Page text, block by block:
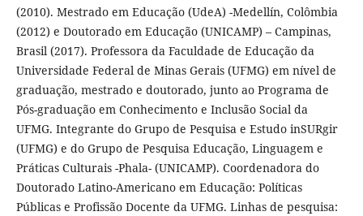
(2010). Mestrado em Educação (UdeA) -Medellín, Colômbia
(2012) e Doutorado em Educação (UNICAMP) – Campinas,
Brasil (2017). Professora da Faculdade de Educação da
Universidade Federal de Minas Gerais (UFMG) em nível de
graduação, mestrado e doutorado, junto ao Programa de
Pós-graduação em Conhecimento e Inclusão Social da
UFMG. Integrante do Grupo de Pesquisa e Estudo inSURgir
(UFMG) e do Grupo de Pesquisa Educação, Linguagem e
Práticas Culturais -Phala- (UNICAMP). Coordenadora do
Doutorado Latino-Americano em Educação: Políticas
Públicas e Profissão Docente da UFMG. Linhas de pesquisa: